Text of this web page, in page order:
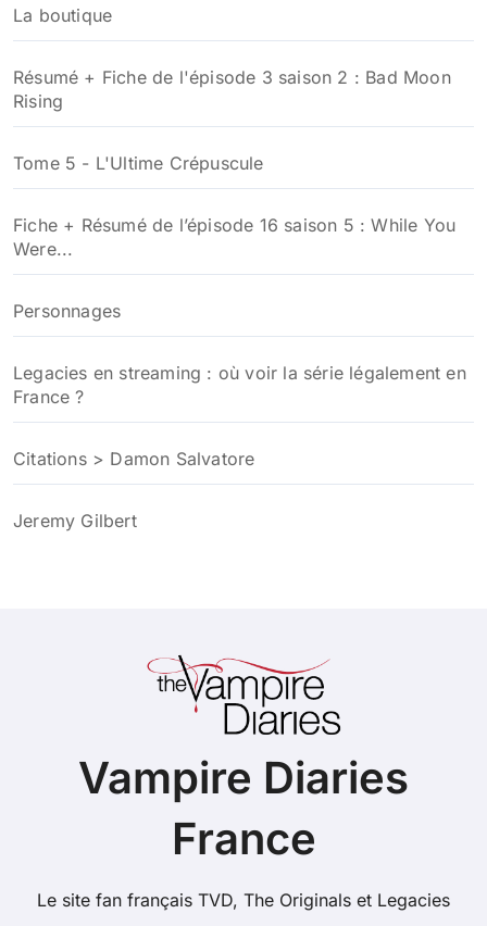
La boutique
Résumé + Fiche de l'épisode 3 saison 2 : Bad Moon
Rising
Tome 5 - L'Ultime Crépuscule
Fiche + Résumé de l’épisode 16 saison 5 : While You
Were...
Personnages
Legacies en streaming : où voir la série légalement en
France ?
Citations > Damon Salvatore
Jeremy Gilbert
Vampire Diaries
France
Le site fan français TVD, The Originals et Legacies